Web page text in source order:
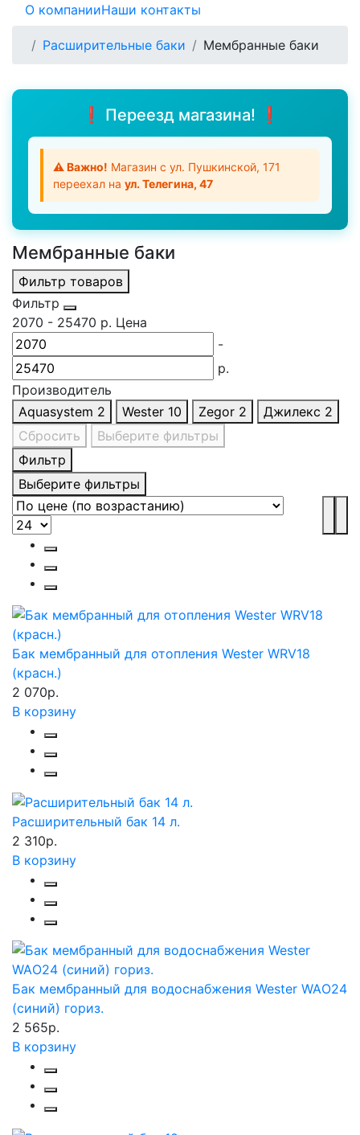
О компанииНаши контакты
Расширительные баки Мембранные баки
❗ Переезд магазина! ❗
⚠️ Важно! Магазин с ул. Пушкинской, 171
переехал на ул. Телегина, 47
Мембранные баки
Фильтр товаров
Фильтр
2070 - 25470 р. Цена
-
р.
Производитель
Aquasystem 2 Wester 10 Zegor 2 Джилекс 2
Сбросить
Выберите фильтры
Фильтр
Выберите фильтры
Бак мембранный для отопления Wester WRV18
(красн.)
2 070р.
В корзину
Расширительный бак 14 л.
2 310р.
В корзину
Бак мембранный для водоснабжения Wester WAО24
(синий) гориз.
2 565р.
В корзину